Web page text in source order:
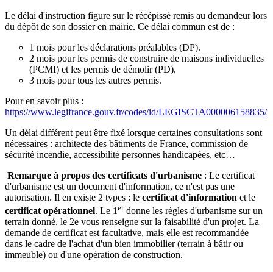
Le délai d'instruction figure sur le récépissé remis au demandeur lors
du dépôt de son dossier en mairie. Ce délai commun est de :
1 mois pour les déclarations préalables (DP).
2 mois pour les permis de construire de maisons individuelles
(PCMI) et les permis de démolir (PD).
3 mois pour tous les autres permis.
Pour en savoir plus :
https://www.legifrance.gouv.fr/codes/id/LEGISCTA000006158835/
Un délai différent peut être fixé lorsque certaines consultations sont
nécessaires : architecte des bâtiments de France, commission de
sécurité incendie, accessibilité personnes handicapées, etc…
Remarque à propos des certificats d'urbanisme : Le certificat
d'urbanisme est un document d'information, ce n'est pas une
autorisation. Il en existe 2 types : le certificat d'information et le
certificat opérationnel. Le 1 erdonne les règles d'urbanisme sur un
terrain donné, le 2e vous renseigne sur la faisabilité d'un projet. La
demande de certificat est facultative, mais elle est recommandée
dans le cadre de l'achat d'un bien immobilier (terrain à bâtir ou
immeuble) ou d'une opération de construction.